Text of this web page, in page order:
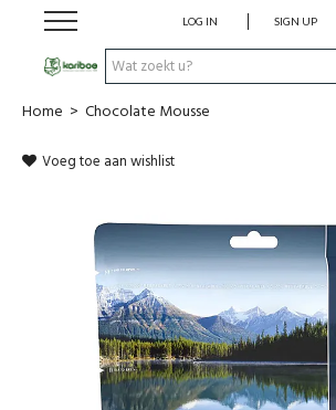
LOG IN SIGN UP
Cadeaubon
Slaapuitrusting
Rugzakken
Home > Chocolate Mousse
Voeg toe aan wishlist